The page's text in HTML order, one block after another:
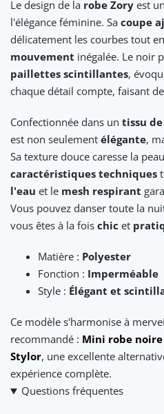
Le design de la robe Zory est
l'élégance féminine. Sa coupe
délicatement les courbes tout
mouvement inégalée. Le noir
paillettes scintillantes,
chaque détail compte, faisant
Confectionnée dans un tissu
est non seulement élégante,
Sa texture douce caresse la
caractéristiques techniques
l'eau et le mesh respirant
Vous pouvez danser toute la
vous êtes à la fois chic et
Matière : Polyester
Fonction : Imperméable
Style : Élégant et
Ce modèle s'harmonise à
recommandé : Mini robe
Stylor, une excellente
expérience complète.
Questions fréquentes